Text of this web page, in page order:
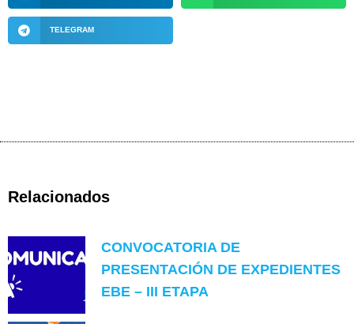
TELEGRAM
Relacionados
CONVOCATORIA DE
PRESENTACIÓN DE EXPEDIENTES
EBE – III ETAPA